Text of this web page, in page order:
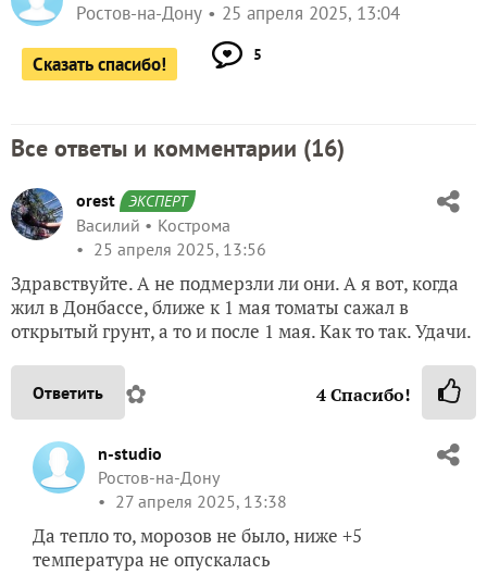
Ростов-на-Дону 25 апреля 2025, 13:04
Сказать спасибо! 5
Все ответы и комментарии (16)
orest ЭКСПЕРТ
Василий
Кострома
25 апреля 2025, 13:56
Здравствуйте. А не подмерзли ли они. А я вот, когда
жил в Донбассе, ближе к 1 мая томаты сажал в
открытый грунт, а то и после 1 мая. Как то так. Удачи.
Ответить ✿ 4Спасибо!
n-studio
Ростов-на-Дону
27 апреля 2025, 13:38
Да тепло то, морозов не было, ниже +5
температура не опускалась